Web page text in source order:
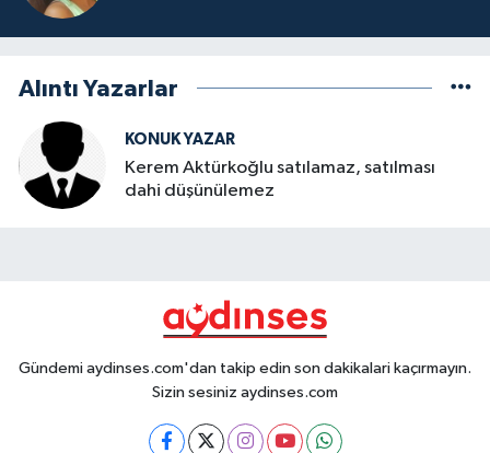
Alıntı Yazarlar
KONUK YAZAR
Kerem Aktürkoğlu satılamaz, satılması
dahi düşünülemez
Gündemi aydinses.com'dan takip edin son dakikalari kaçırmayın.
Sizin sesiniz aydinses.com